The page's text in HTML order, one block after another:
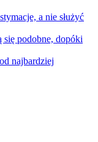
a nie służyć
się podobne, dopóki
najbardziej